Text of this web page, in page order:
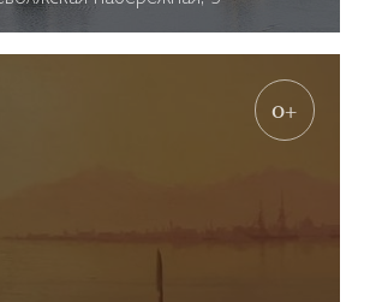
0+